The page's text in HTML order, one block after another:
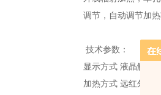
调节，自动调节加
技术参数：
显示方式 液晶触摸屏
加热方式 远红外陶